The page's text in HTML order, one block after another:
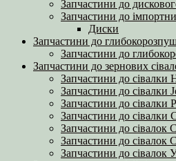
Запчастини до
Запчастини до
Диски
Запчастини до
Запчастини до
Запчастини до зернових
Запчастини до сівалки
Запчастини до сівалки
Запчастини до сівалки
Запчастини до сівалки
Запчастини до
Запчастини до
Запчастини до